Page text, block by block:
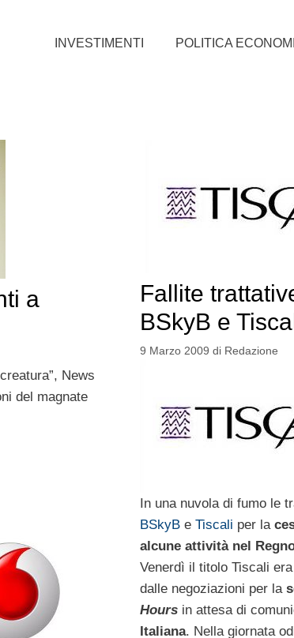
INVESTIMENTI POLITICA
a
News
del magnate
Fallite
BSkyB e
9 Marzo 2009 di Redazione
In una nuvola di fumo le
BSkyBe Tiscali per la
alcune attività nel
Venerdì il titolo Tiscali
dalle negoziazioni per la
Hoursin attesa di
Italiana. Nella giornata